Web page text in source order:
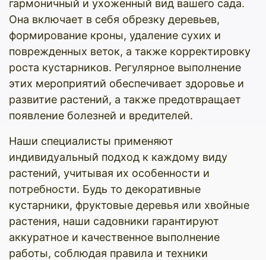
гармоничный и ухоженный вид вашего сада.
Она включает в себя обрезку деревьев,
формирование кроны, удаление сухих и
поврежденных веток, а также корректировку
роста кустарников. Регулярное выполнение
этих мероприятий обеспечивает здоровье и
развитие растений, а также предотвращает
появление болезней и вредителей.
Наши специалисты применяют
индивидуальный подход к каждому виду
растений, учитывая их особенности и
потребности. Будь то декоративные
кустарники, фруктовые деревья или хвойные
растения, наши садовники гарантируют
аккуратное и качественное выполнение
работы, соблюдая правила и техники